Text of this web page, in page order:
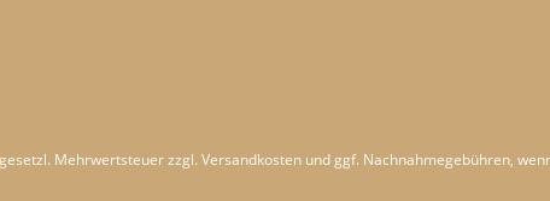
Mehrwertsteuer zzgl. Versandkostenund ggf. Nachnahmegebühren,